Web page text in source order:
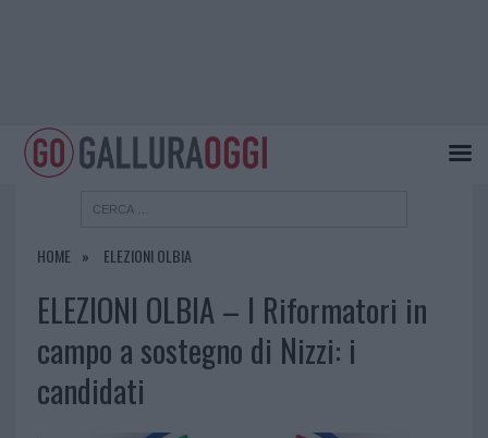
HOME ELEZIONI OLBIA
ELEZIONI OLBIA – I Riformatori in
campo a sostegno di Nizzi: i
candidati